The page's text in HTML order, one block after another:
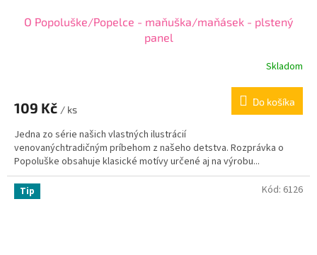
O Popoluške/Popelce - maňuška/maňásek - plstený
panel
Skladom
109 Kč / ks
Do košíka
Jedna zo série našich vlastných ilustrácií
venovanýchtradičným príbehom z našeho detstva. Rozprávka o
Popoluške obsahuje klasické motívy určené aj na výrobu...
Tip Kód: 6126